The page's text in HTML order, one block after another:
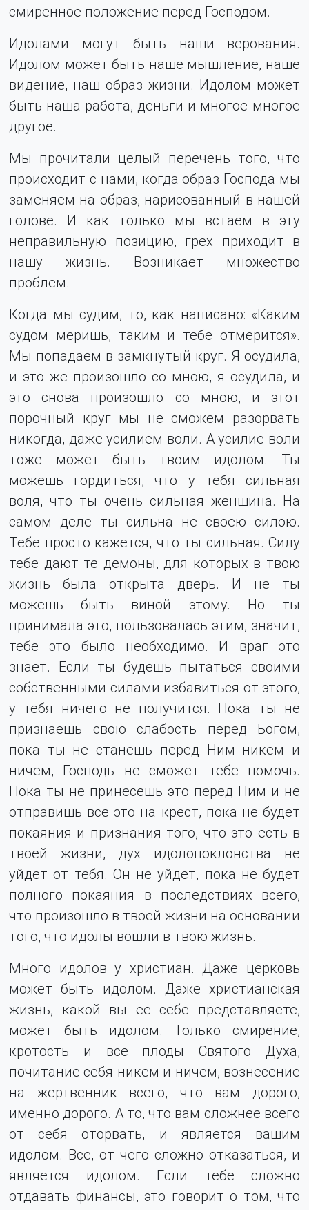
смиренное положение перед Господом.
Идолами могут быть наши верования.
Идолом может быть наше мышление, наше
видение, наш образ жизни. Идолом может
быть наша работа, деньги и многое-многое
другое.
Мы прочитали целый перечень того, что
происходит с нами, когда образ Господа мы
заменяем на образ, нарисованный в нашей
голове. И как только мы встаем в эту
неправильную позицию, грех приходит в
нашу жизнь. Возникает множество
проблем.
Когда мы судим, то, как написано: «Каким
судом меришь, таким и тебе отмерится».
Мы попадаем в замкнутый круг. Я осудила,
и это же произошло со мною, я осудила, и
это снова произошло со мною, и этот
порочный круг мы не сможем разорвать
никогда, даже усилием воли. А усилие воли
тоже может быть твоим идолом. Ты
можешь гордиться, что у тебя сильная
воля, что ты очень сильная женщина. На
самом деле ты сильна не своею силою.
Тебе просто кажется, что ты сильная. Силу
тебе дают те демоны, для которых в твою
жизнь была открыта дверь. И не ты
можешь быть виной этому. Но ты
принимала это, пользовалась этим, значит,
тебе это было необходимо. И враг это
знает. Если ты будешь пытаться своими
собственными силами избавиться от этого,
у тебя ничего не получится. Пока ты не
признаешь свою слабость перед Богом,
пока ты не станешь перед Ним никем и
ничем, Господь не сможет тебе помочь.
Пока ты не принесешь это перед Ним и не
отправишь все это на крест, пока не будет
покаяния и признания того, что это есть в
твоей жизни, дух идолопоклонства не
уйдет от тебя. Он не уйдет, пока не будет
полного покаяния в последствиях всего,
что произошло в твоей жизни на основании
того, что идолы вошли в твою жизнь.
Много идолов у христиан. Даже церковь
может быть идолом. Даже христианская
жизнь, какой вы ее себе представляете,
может быть идолом. Только смирение,
кротость и все плоды Святого Духа,
почитание себя никем и ничем, вознесение
на жертвенник всего, что вам дорого,
именно дорого. А то, что вам сложнее всего
от себя оторвать, и является вашим
идолом. Все, от чего сложно отказаться, и
является идолом. Если тебе сложно
отдавать финансы, это говорит о том, что